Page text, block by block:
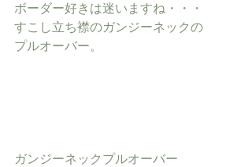
ボーダー好きは迷いますね・・・
すこし立ち襟のガンジーネックの
プルオーバー。
ガンジーネックプルオーバー